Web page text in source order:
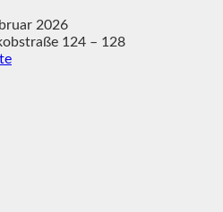
2026
124 – 128